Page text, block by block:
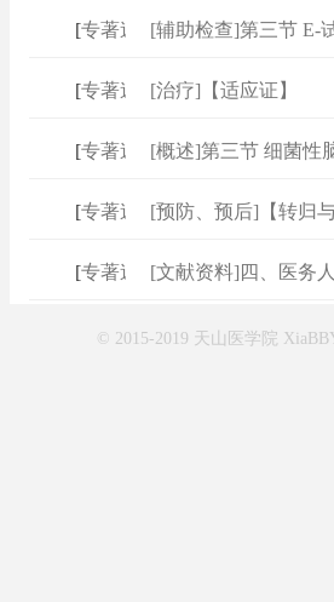
专著速查 ]
[辅助检查]第三节 E‐
专著速查 ]
[治疗]【适应证】
专著速查 ]
[概述]第三节 细菌性
专著速查 ]
[预防、预后]【转归与
专著速查 ]
[文献资料]四、医务
© 2015-2019 天山医学院